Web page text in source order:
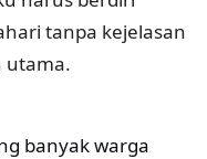
tanpa kejelasan
utama.
banyak warga